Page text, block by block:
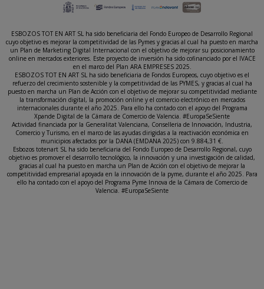
ESBOZOS TOT EN ART SL ha sido beneficiaria del Fondo Europeo de Desarrollo Regional
cuyo objetivo es mejorar la competitividad de las Pymes y gracias al cual ha puesto en marcha
un Plan de Marketing Digital Internacional con el objetivo de mejorar su posicionamiento
online en mercados exteriores. Este proyecto de inversión ha sido cofinanciado por el IVACE
en el marco del Plan ARA EMPRESES 2025.
ESBOZOS TOT EN ART SL ha sido beneficiaria de Fondos Europeos, cuyo objetivo es el
refuerzo del crecimiento sostenible y la competitividad de las PYMES, y gracias al cual ha
puesto en marcha un Plan de Acción con el objetivo de mejorar su competitividad mediante
la transformación digital, la promoción online y el comercio electrónico en mercados
internacionales durante el año 2025. Para ello ha contado con el apoyo del Programa
Xpande Digital de la Cámara de Comercio de Valencia. #EuropaSeSiente
Actividad financiada por la Generalitat Valenciana, Conselleria de Innovación, Industria,
Comercio y Turismo, en el marco de las ayudas dirigidas a la reactivación económica en
municipios afectados por la DANA (EMDANA 2025) con 9.884,31 €.
Esbozos totenart SL ha sido beneficiaria del Fondo Europeo de Desarrollo Regional, cuyo
objetivo es promover el desarrollo tecnológico, la innovación y una investigación de calidad,
gracias al cual ha puesto en marcha un Plan de Acción con el objetivo de mejorar la
competitividad empresarial apoyada en la innovación de la pyme, durante el año 2025. Para
ello ha contado con el apoyo del Programa Pyme Innova de la Cámara de Comercio de
Valencia. #EuropaSeSiente